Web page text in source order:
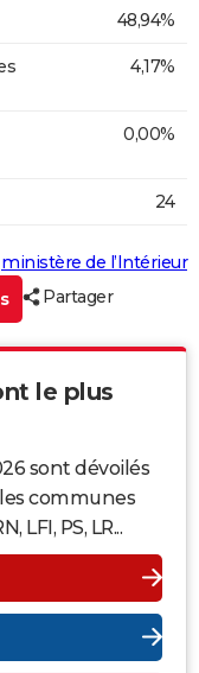
48,94%
4,17%
0,00%
24
ministère de l’Intérieur
Partager
le plus
sont dévoilés
communes
LFI, PS, LR...